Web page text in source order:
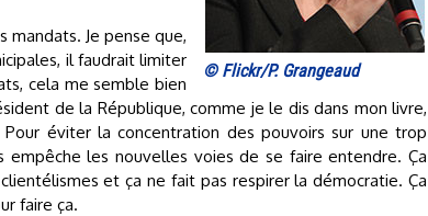
© Flickr/P. Grangeaud
Je pense que,
il faudrait limiter
cela me semble bien
de la République, comme je le dis dans mon livre,
éviter la concentration des pouvoirs sur une trop
les nouvelles voies de se faire entendre. Ça
et ça ne fait pas respirer la démocratie. Ça
faire ça.